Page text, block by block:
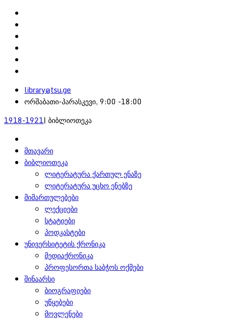
library@tsu.ge
ორშაბათი-პარასკევი, 9:00 -18:00
1918-1921| ბიბლიოთეკა
მთავარი
ბიბლიოთეკა
ლიტერატურა ქართულ ენაზე
ლიტერატურა უცხო ენებზე
მიმართულებები
ლექციები
სტატიები
პოდკასტები
უნივერსიტეტის ქრონიკა
მედიაქრონიკა
პროფესორთა საბჭოს ოქმები
შინაარსი
ბიოგრაფიები
უწყებები
მოვლენები